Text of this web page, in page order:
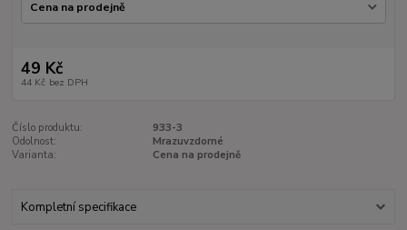
49 Kč
44 Kč bez DPH
Číslo produktu:
933-3
Odolnost:
Mrazuvzdorné
Varianta:
Cena na prodejně
Kompletní specifikace